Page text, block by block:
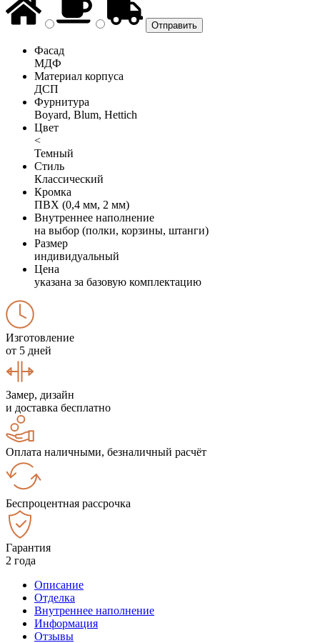
Фасад
МДФ
Материал корпуса
ДСП
Фурнитура
Boyard, Blum, Hettich
Цвет
<
Темный
Стиль
Классический
Кромка
ПВХ (0,4 мм, 2 мм)
Внутреннее наполнение
на выбор (полки, корзины, штанги)
Размер
индивидуальный
Цена
указана за базовую комплектацию
Изготовление
от 5 дней
Замер, дизайн
и доставка бесплатно
Оплата наличными, безналичный расчёт
Беспроцентная рассрочка
Гарантия
2 года
Описание
Отделка
Внутреннее наполнение
Информация
Отзывы